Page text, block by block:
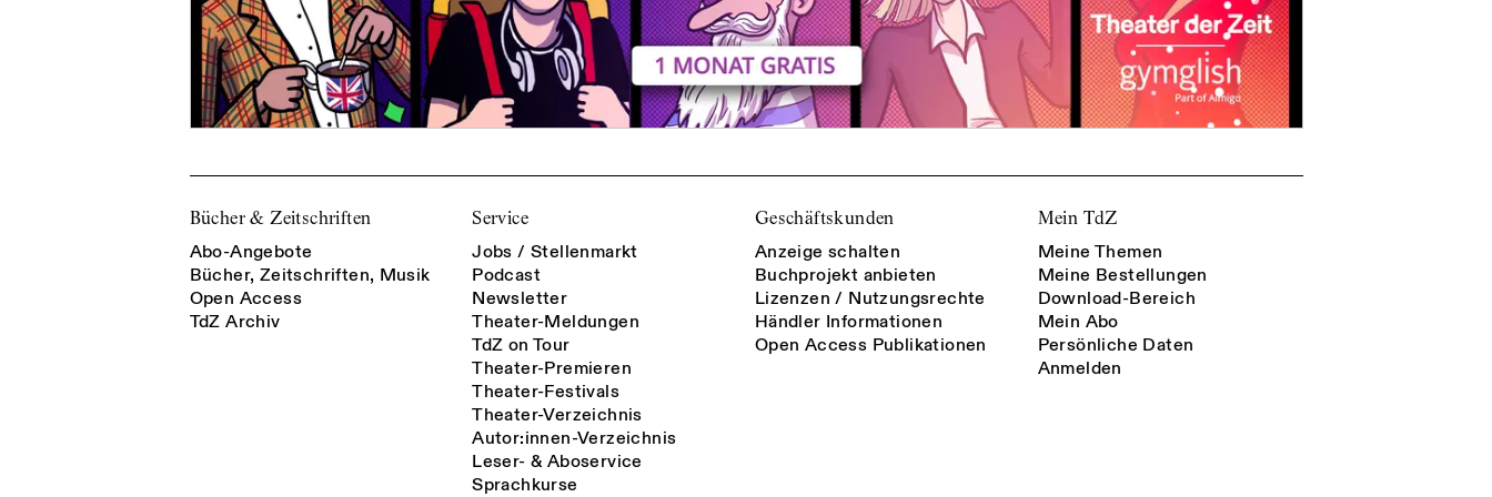
Bücher & Zeitschriften
Abo-Angebote
Bücher, Zeitschriften, Musik
Open Access
TdZ Archiv
Service
Jobs / Stellenmarkt
Podcast
Newsletter
Theater-Meldungen
TdZ on Tour
Theater-Premieren
Theater-Festivals
Theater-Verzeichnis
Autor:innen-Verzeichnis
Leser- & Aboservice
Sprachkurse
Geschäftskunden
Anzeige schalten
Buchprojekt anbieten
Lizenzen / Nutzungsrechte
Händler Informationen
Open Access Publikationen
Mein TdZ
Meine Themen
Meine Bestellungen
Download-Bereich
Mein Abo
Persönliche Daten
Anmelden